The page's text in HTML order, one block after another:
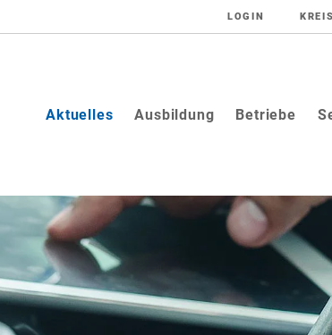
LOGIN
Aktuelles(current)
Ausbildung Betriebe